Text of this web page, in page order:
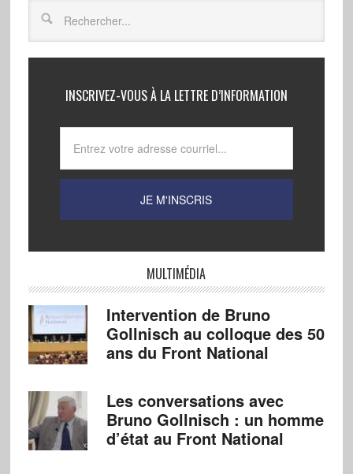
INSCRIVEZ-VOUS À LA LETTRE D’INFORMATION
MULTIMÉDIA
Intervention de Bruno
Gollnisch au colloque des 50
ans du Front National
Les conversations avec
Bruno Gollnisch : un homme
d’état au Front National